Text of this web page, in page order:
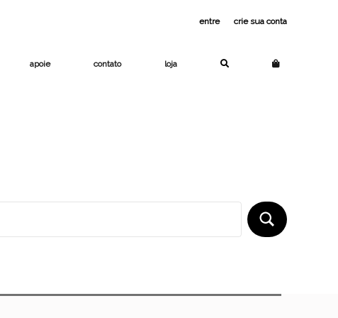
entreou crie sua conta
apoie contato loja